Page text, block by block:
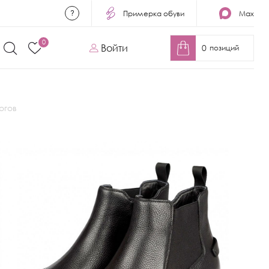
Примерка обуви Max
0
Войти 0 позиций